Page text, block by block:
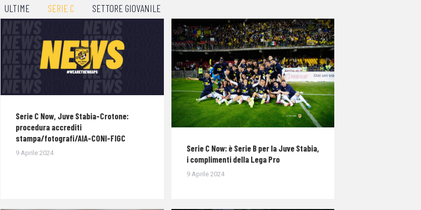
ULTIME SERIE C SETTORE GIOVANILE
Serie C Now, Juve Stabia-Crotone:
procedura accrediti
stampa/fotografi/AIA-CONI-FIGC
9 Aprile 2024
Serie C Now: è Serie B per la Juve Stabia,
i complimenti della Lega Pro
9 Aprile 2024